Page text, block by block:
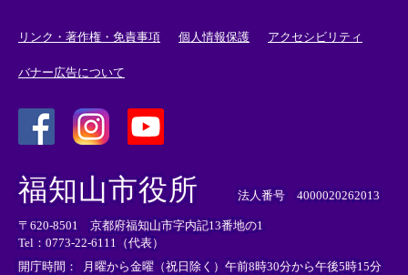
リンク・著作権・免責事項 個人情報保護 アクセシビリティ
バナー広告について
外
部
リ
ン
ク
＞
外
リ
ン
ク
＞
外
部
ン
ク
＞
福知山市役所 法人番号 4000020262013
〒620-8501 京都府福知山市字内記13番地の1
Tel：0773-22-6111（代表）
開庁時間：
月曜から金曜（祝日除く）午前8時30分から午後5時15分